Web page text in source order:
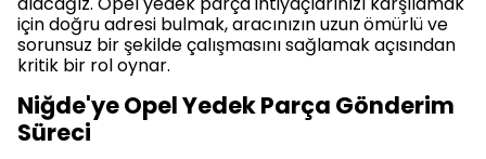
için doğru adresi bulmak, aracınızın uzun ömürlü ve
sorunsuz bir şekilde çalışmasını sağlamak açısından
kritik bir rol oynar.
Niğde'ye Opel Yedek Parça Gönderim
Süreci